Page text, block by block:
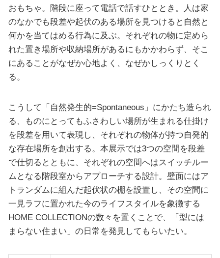
おもちゃ。階段に座って電話で話すひととき。人は家
のなかでも段差や起伏のある場所を見つけると自然と
何かを当てはめる行為に及ぶ。それぞれの物に定めら
れた置き場所や収納場所があるにもかかわらず、そこ
にあることがなぜか心地よく、なぜかしっくりとく
る。
こうして「自然発生的=Spontaneous」にかたち造られ
る、ものにとってもふさわしい場所が生まれる仕掛け
を段差を用いて表現し、それぞれの物体が持つ自発的
な存在場所を創出する。本展示では3つの空間を段差
で仕切るとともに、それぞれの空間へはスイッチルー
ムとなる階段室からアプローチする設計。壁面にはア
トランダムに組んだ起伏状の棚を設置し、その空間に
一見ラフに置かれた今のライフスタイルを象徴する
HOME COLLECTIONの数々を置くことで、「型には
まらない住まい」の日常を発見してもらいたい。